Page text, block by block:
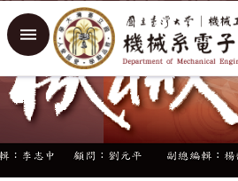
跳到主要內容區塊
進
搜
回
首
頁